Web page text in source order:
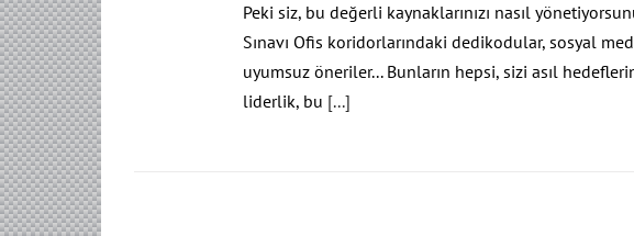
Peki siz, bu değerli kaynaklarınızı nasıl
Sınavı Ofis koridorlarındaki dedikodular, sosyal
uyumsuz öneriler... Bunların hepsi, sizi asıl
liderlik, bu [...]